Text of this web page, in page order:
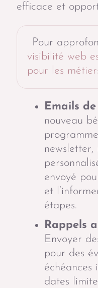
efficace et
Pour
visibilité web
pour les
Emails
nouveau
envoyé
et
étapes.
Rappels
Envoyer
pour des
échéances
dates